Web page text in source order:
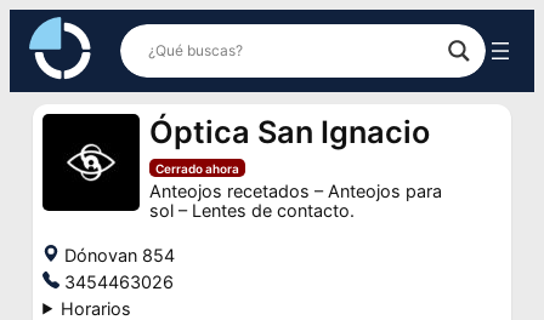
Saltar
contenido
Óptica San Ignacio
Cerrado ahora
Anteojos recetados – Anteojos para
sol – Lentes de contacto.
Dónovan 854
3454463026
Horarios